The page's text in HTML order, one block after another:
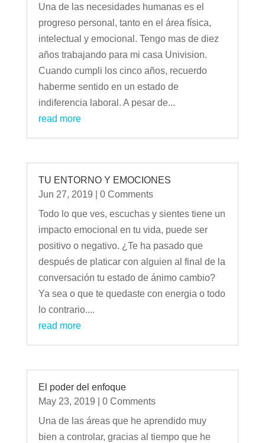
Una de las necesidades humanas es el
progreso personal, tanto en el área física,
intelectual y emocional. Tengo mas de diez
años trabajando para mi casa Univision.
Cuando cumpli los cinco años, recuerdo
haberme sentido en un estado de
indiferencia laboral. A pesar de...
read more
TU ENTORNO Y EMOCIONES
Jun 27, 2019 | 0 Comments
Todo lo que ves, escuchas y sientes tiene un
impacto emocional en tu vida, puede ser
positivo o negativo. ¿Te ha pasado que
después de platicar con alguien al final de la
conversación tu estado de ánimo cambio?
Ya sea o que te quedaste con energia o todo
lo contrario....
read more
El poder del enfoque
May 23, 2019 | 0 Comments
Una de las áreas que he aprendido muy
bien a controlar, gracias al tiempo que he